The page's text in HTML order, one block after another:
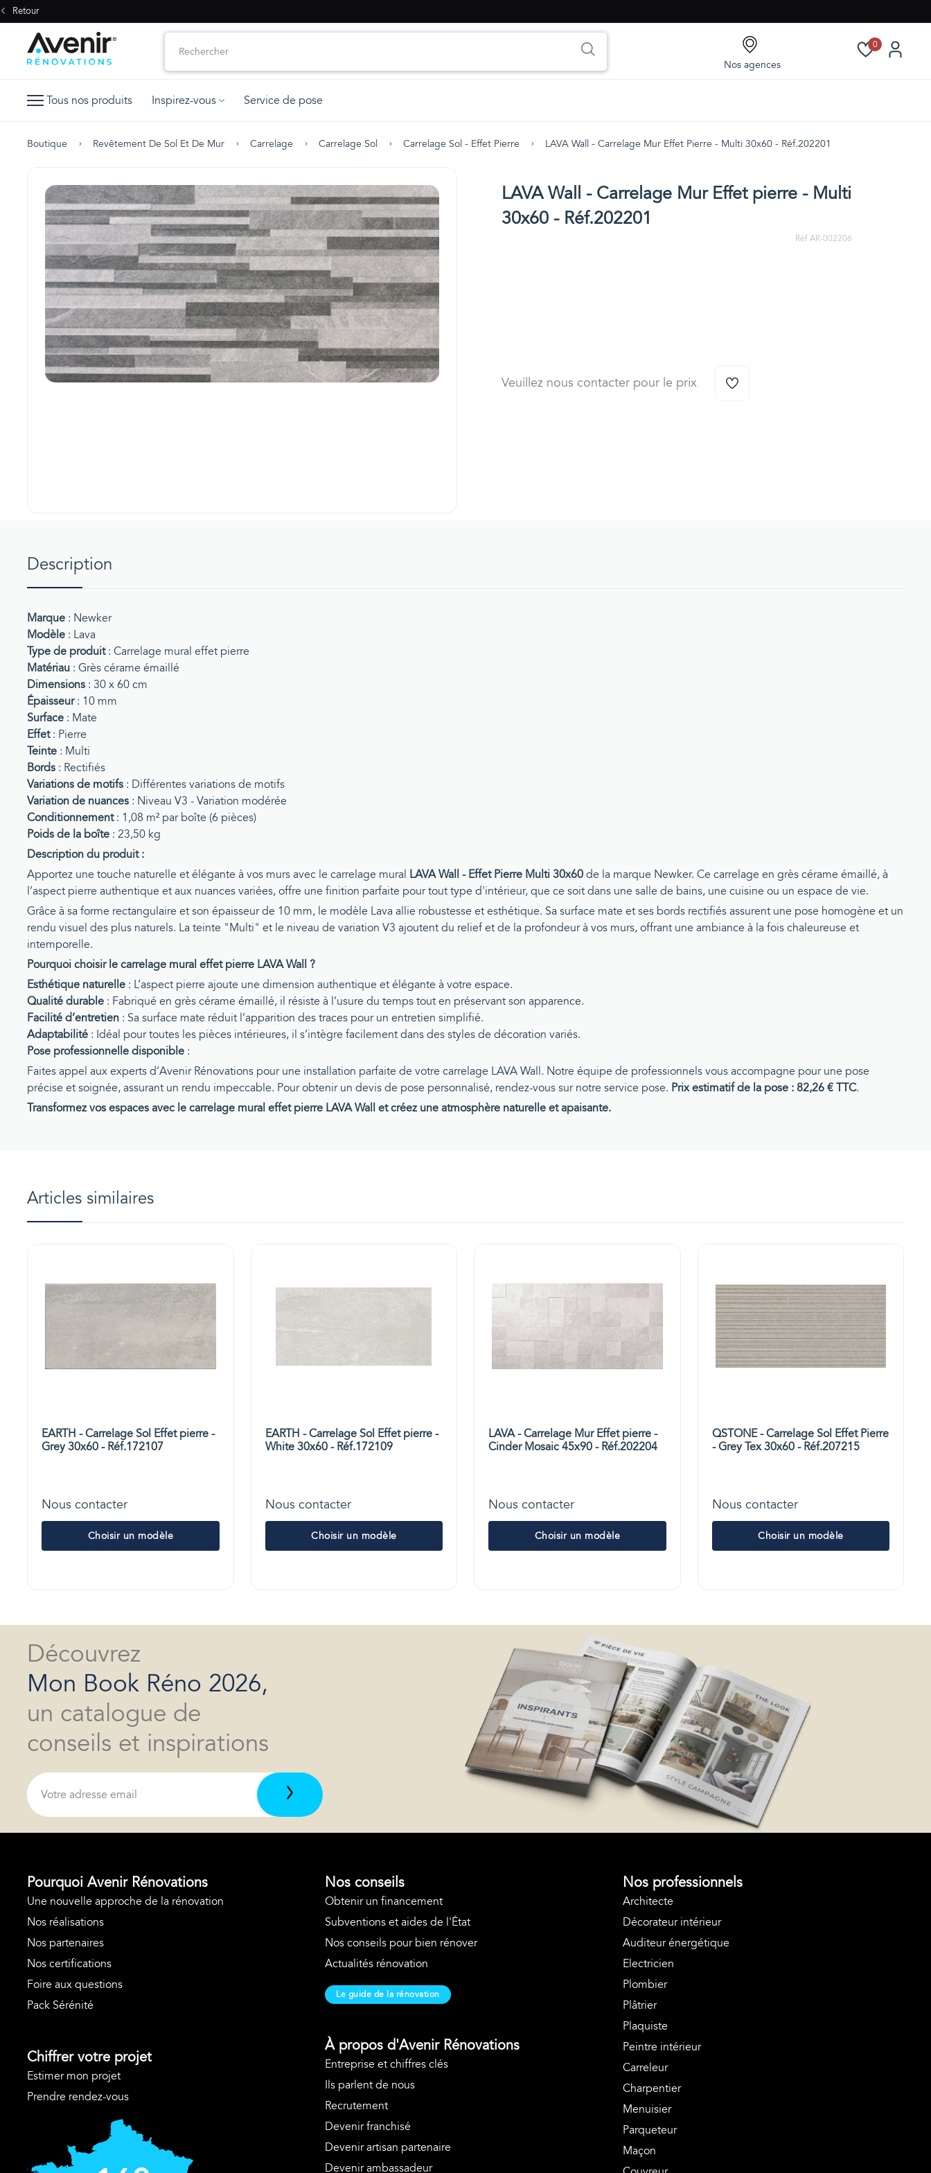
Retour
Nos agences
0
Tous nos produits Inspirez-vous Service de pose
Boutique Revêtement De Sol Et De Mur Carrelage Carrelage Sol Carrelage Sol - Effet Pierre LAVA Wall - Carrelage Mur Effet Pierre - Multi 30x60 - Réf.202201
LAVA Wall - Carrelage Mur Effet pierre - Multi
30x60 - Réf.202201
Réf AR-002206
Veuillez nous contacter pour le prix
Description
Marque : Newker
Modèle : Lava
Type de produit: Carrelage mural effet pierre
Matériau : Grès cérame émaillé
Dimensions : 30 x 60 cm
Épaisseur: 10 mm
Surface : Mate
Effet: Pierre
Teinte : Multi
Bords : Rectifiés
Variations de motifs : Différentes variations de motifs
Variation de nuances : Niveau V3 - Variation modérée
Conditionnement: 1,08 m² par boîte (6 pièces)
Poids de la boîte : 23,50 kg
Description du produit :
Apportez une touche naturelle et élégante à vos murs avec le carrelage mural LAVA Wall - Effet Pierre Multi 30x60de la marque Newker. Ce carrelage en grès cérame émaillé, à
l’aspect pierre authentique et aux nuances variées, offre une finition parfaite pour tout type d'intérieur, que ce soit dans une salle de bains, une cuisine ou un espace de vie.
Grâce à sa forme rectangulaire et son épaisseur de 10 mm, le modèle Lava allie robustesse et esthétique. Sa surface mate et ses bords rectifiés assurent une pose homogène et un
rendu visuel des plus naturels. La teinte "Multi" et le niveau de variation V3 ajoutent du relief et de la profondeur à vos murs, offrant une ambiance à la fois chaleureuse et
intemporelle.
Pourquoi choisir le carrelage mural effet pierre LAVA Wall ?
Esthétique naturelle : L’aspect pierre ajoute une dimension authentique et élégante à votre espace.
Qualité durable : Fabriqué en grès cérame émaillé, il résiste à l’usure du temps tout en préservant son apparence.
Facilité d’entretien : Sa surface mate réduit l’apparition des traces pour un entretien simplifié.
Adaptabilité : Idéal pour toutes les pièces intérieures, il s’intègre facilement dans des styles de décoration variés.
Pose professionnelle disponible :
Faites appel aux experts d’Avenir Rénovations pour une installation parfaite de votre carrelage LAVA Wall. Notre équipe de professionnels vous accompagne pour une pose
précise et soignée, assurant un rendu impeccable. Pour obtenir un devis de pose personnalisé, rendez-vous sur notre service pose. Prix estimatif de la pose : 82,26 € TTC.
Transformez vos espaces avec le carrelage mural effet pierre LAVA Wall et créez une atmosphère naturelle et apaisante.
Articles similaires
EARTH - Carrelage Sol Effet pierre -
Grey 30x60 - Réf.172107
Nous contacter
Choisir un modèle
EARTH - Carrelage Sol Effet pierre -
White 30x60 - Réf.172109
Nous contacter
Choisir un modèle
LAVA - Carrelage Mur Effet pierre -
Cinder Mosaic 45x90 - Réf.202204
Nous contacter
Choisir un modèle
QSTONE - Carrelage Sol Effet Pierre
- Grey Tex 30x60 - Réf.207215
Nous contacter
Choisir un modèle
Découvrez
Mon Book Réno 2026,
un catalogue de
conseils et inspirations
Pourquoi Avenir Rénovations
Une nouvelle approche de la rénovation
Nos réalisations
Nos partenaires
Nos certifications
Foire aux questions
Pack Sérénité
Chiffrer votre projet
Estimer mon projet
Prendre rendez-vous
Nos conseils
Obtenir un financement
Subventions et aides de l'État
Nos conseils pour bien rénover
Actualités rénovation
Le guide de la rénovation
À propos d'Avenir Rénovations
Entreprise et chiffres clés
Ils parlent de nous
Recrutement
Devenir franchisé
Devenir artisan partenaire
Devenir ambassadeur
Nos professionnels
Architecte
Décorateur intérieur
Auditeur énergétique
Electricien
Plombier
Plâtrier
Plaquiste
Peintre intérieur
Carreleur
Charpentier
Menuisier
Parqueteur
Maçon